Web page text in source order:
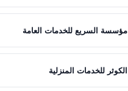
مؤسسة السريع للخدمات العامة
الكوثر للخدمات المنزلية